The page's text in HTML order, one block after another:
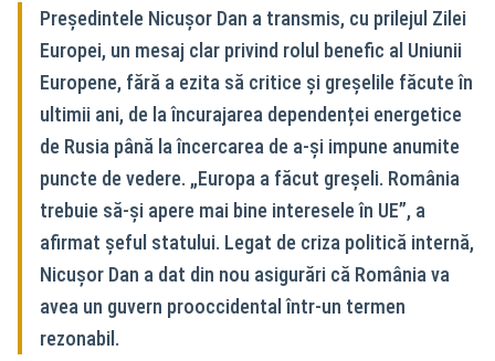
Președintele Nicușor Dan a transmis, cu prilejul Zilei
Europei, un mesaj clar privind rolul benefic al Uniunii
Europene, fără a ezita să critice și greșelile făcute în
ultimii ani, de la încurajarea dependenței energetice
de Rusia până la încercarea de a-și impune anumite
puncte de vedere. „Europa a făcut greșeli. România
trebuie să-și apere mai bine interesele în UE”, a
afirmat șeful statului. Legat de criza politică internă,
Nicușor Dan a dat din nou asigurări că România va
avea un guvern prooccidental într-un termen
rezonabil.